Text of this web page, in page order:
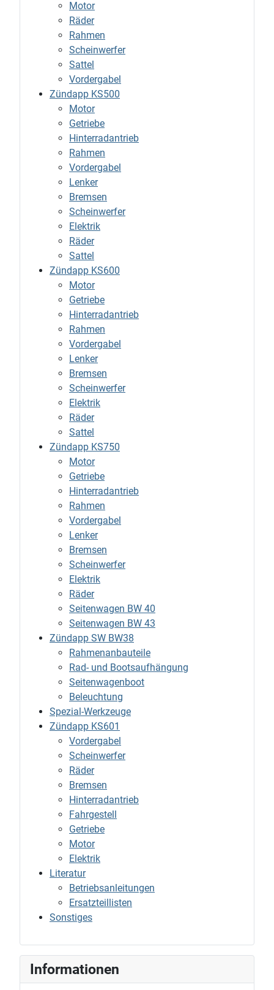
Motor
Räder
Rahmen
Scheinwerfer
Sattel
Vordergabel
Zündapp KS500
Motor
Getriebe
Hinterradantrieb
Rahmen
Vordergabel
Lenker
Bremsen
Scheinwerfer
Elektrik
Räder
Sattel
Zündapp KS600
Motor
Getriebe
Hinterradantrieb
Rahmen
Vordergabel
Lenker
Bremsen
Scheinwerfer
Elektrik
Räder
Sattel
Zündapp KS750
Motor
Getriebe
Hinterradantrieb
Rahmen
Vordergabel
Lenker
Bremsen
Scheinwerfer
Elektrik
Räder
Seitenwagen BW 40
Seitenwagen BW 43
Zündapp SW BW38
Rahmenanbauteile
Rad- und Bootsaufhängung
Seitenwagenboot
Beleuchtung
Spezial-Werkzeuge
Zündapp KS601
Vordergabel
Scheinwerfer
Räder
Bremsen
Hinterradantrieb
Fahrgestell
Getriebe
Motor
Elektrik
Literatur
Betriebsanleitungen
Ersatzteillisten
Sonstiges
Informationen